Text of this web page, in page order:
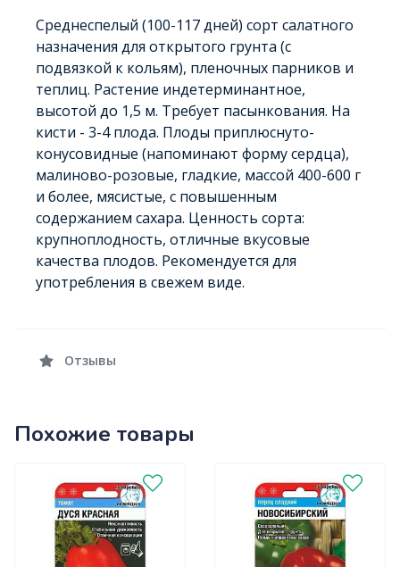
Среднеспелый (100-117 дней) сорт салатного
назначения для открытого грунта (с
подвязкой к кольям), пленочных парников и
теплиц. Растение индетерминантное,
высотой до 1,5 м. Требует пасынкования. На
кисти - 3-4 плода. Плоды приплюснуто-
конусовидные (напоминают форму сердца),
малиново-розовые, гладкие, массой 400-600 г
и более, мясистые, с повышенным
содержанием сахара. Ценность сорта:
крупноплодность, отличные вкусовые
качества плодов. Рекомендуется для
употребления в свежем виде.
Отзывы
Похожие товары